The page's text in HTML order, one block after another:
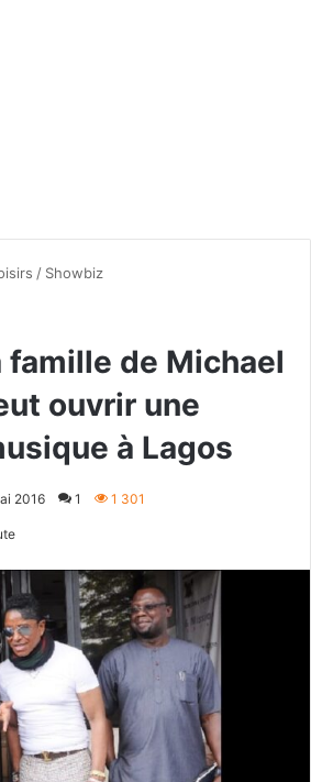
/ Showbiz
famille de Michael
ouvrir une
à Lagos
2016 1 1 301